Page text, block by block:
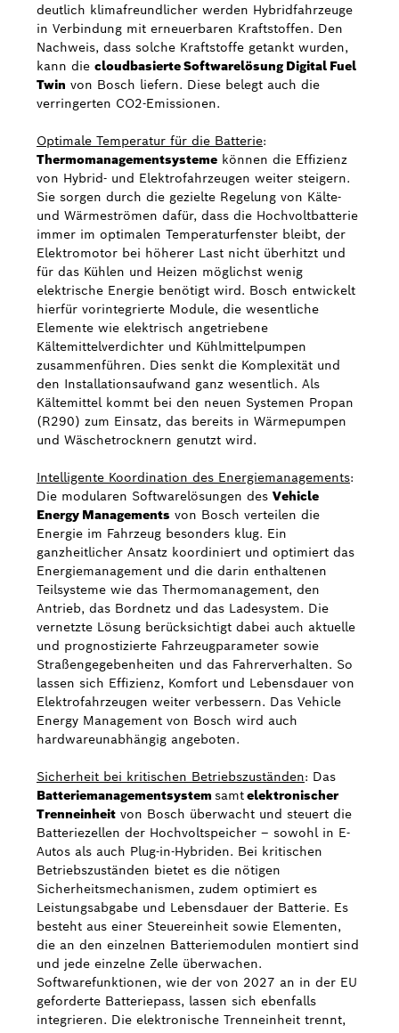
deutlich klimafreundlicher werden Hybridfahrzeuge
in Verbindung mit erneuerbaren Kraftstoffen. Den
Nachweis, dass solche Kraftstoffe getankt wurden,
kann die cloudbasierte Softwarelösung Digital Fuel
Twin von Bosch liefern. Diese belegt auch die
verringerten CO2-Emissionen.
Optimale Temperatur für die Batterie:
Thermomanagementsysteme können die Effizienz
von Hybrid- und Elektrofahrzeugen weiter steigern.
Sie sorgen durch die gezielte Regelung von Kälte-
und Wärmeströmen dafür, dass die Hochvoltbatterie
immer im optimalen Temperaturfenster bleibt, der
Elektromotor bei höherer Last nicht überhitzt und
für das Kühlen und Heizen möglichst wenig
elektrische Energie benötigt wird. Bosch entwickelt
hierfür vorintegrierte Module, die wesentliche
Elemente wie elektrisch angetriebene
Kältemittelverdichter und Kühlmittelpumpen
zusammenführen. Dies senkt die Komplexität und
den Installationsaufwand ganz wesentlich. Als
Kältemittel kommt bei den neuen Systemen Propan
(R290) zum Einsatz, das bereits in Wärmepumpen
und Wäschetrocknern genutzt wird.
Intelligente Koordination des Energiemanagements:
Die modularen Softwarelösungen des Vehicle
Energy Managements von Bosch verteilen die
Energie im Fahrzeug besonders klug. Ein
ganzheitlicher Ansatz koordiniert und optimiert das
Energiemanagement und die darin enthaltenen
Teilsysteme wie das Thermomanagement, den
Antrieb, das Bordnetz und das Ladesystem. Die
vernetzte Lösung berücksichtigt dabei auch aktuelle
und prognostizierte Fahrzeugparameter sowie
Straßengegebenheiten und das Fahrerverhalten. So
lassen sich Effizienz, Komfort und Lebensdauer von
Elektrofahrzeugen weiter verbessern. Das Vehicle
Energy Management von Bosch wird auch
hardwareunabhängig angeboten.
Sicherheit bei kritischen Betriebszuständen: Das
Batteriemanagementsystem samtelektronischer
Trenneinheit von Bosch überwacht und steuert die
Batteriezellen der Hochvoltspeicher – sowohl in E-
Autos als auch Plug-in-Hybriden. Bei kritischen
Betriebszuständen bietet es die nötigen
Sicherheitsmechanismen, zudem optimiert es
Leistungsabgabe und Lebensdauer der Batterie. Es
besteht aus einer Steuereinheit sowie Elementen,
die an den einzelnen Batteriemodulen montiert sind
und jede einzelne Zelle überwachen.
Softwarefunktionen, wie der von 2027 an in der EU
geforderte Batteriepass, lassen sich ebenfalls
integrieren. Die elektronische Trenneinheit trennt,